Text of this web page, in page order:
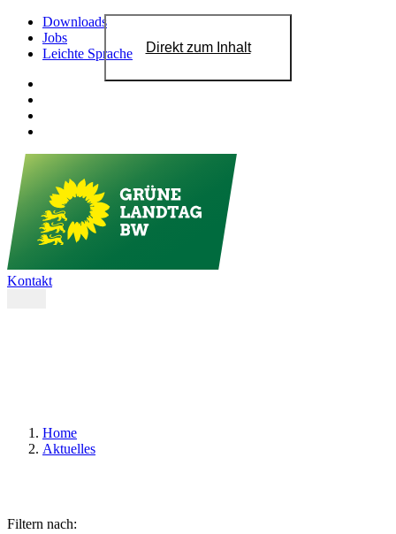
Direkt zum Inhalt
Downloads
Jobs
Leichte Sprache
Kontakt
Home
Aktuelles
Filtern nach: